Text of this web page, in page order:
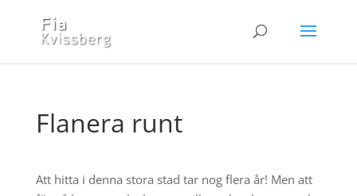
Flanera runt
Att hitta i denna stora stad tar nog flera år! Men att